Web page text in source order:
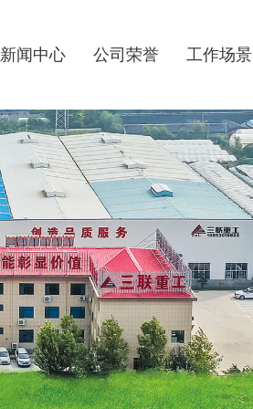
新闻中心 公司荣誉 工作场景